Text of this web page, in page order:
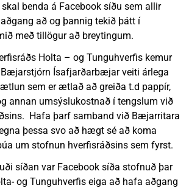
benda á Facebook síðu sem allir
að og þannig tekið þátt í
með tillögur að breytingum.
Holta – og Tunguhverfis kemur
Ísafjarðarbæjar veiti árlega
sem er ætlað að greiða t.d pappír,
annan umsýslukostnað í tengslum við
Hafa þarf samband við Bæjarritara
þessa svo að hægt sé að koma
um stofnun hverfisráðsins sem fyrst.
síðan var Facebook síða stofnuð þar
og Tunguhverfis eiga að hafa aðgang